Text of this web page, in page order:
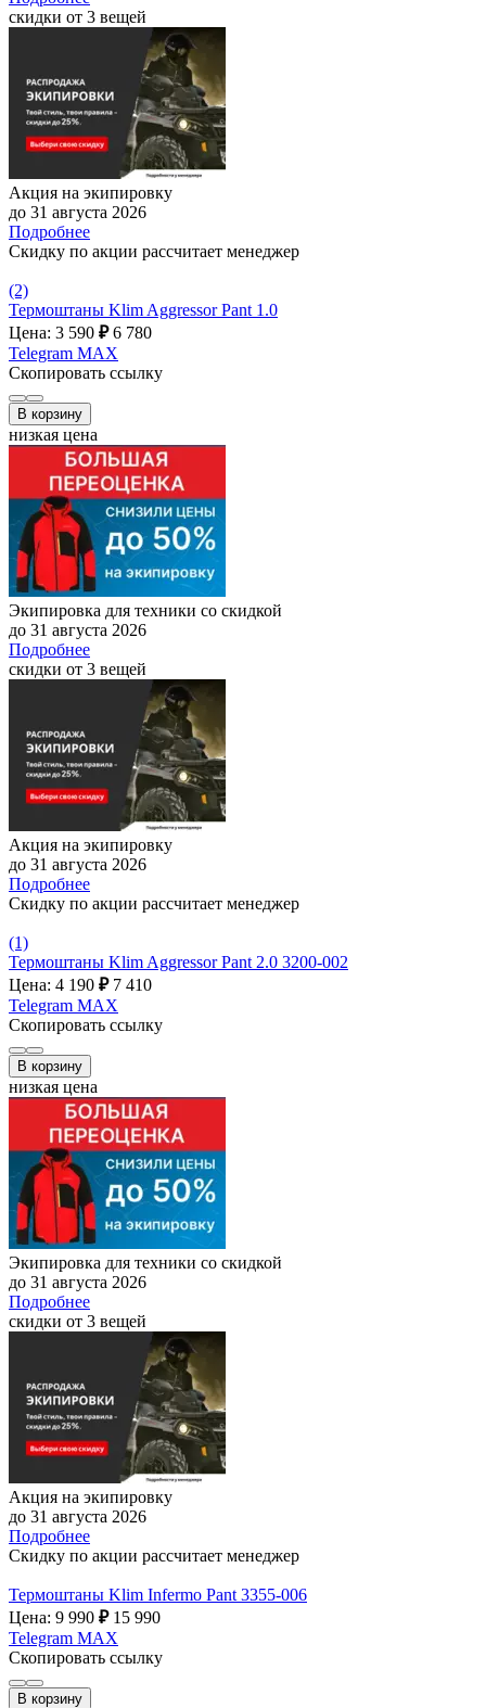
скидки от 3 вещей
Акция на экипировку
до 31 августа 2026
Подробнее
Скидку по акции рассчитает менеджер
(2)
Термоштаны Klim Aggressor Pant 1.0
Цена: 3 590 ₽ 6 780
Telegram MAX
Скопировать ссылку
В корзину
низкая цена
Экипировка для техники со скидкой
до 31 августа 2026
Подробнее
скидки от 3 вещей
Акция на экипировку
до 31 августа 2026
Подробнее
Скидку по акции рассчитает менеджер
(1)
Термоштаны Klim Aggressor Pant 2.0 3200-002
Цена: 4 190 ₽ 7 410
Telegram MAX
Скопировать ссылку
В корзину
низкая цена
Экипировка для техники со скидкой
до 31 августа 2026
Подробнее
скидки от 3 вещей
Акция на экипировку
до 31 августа 2026
Подробнее
Скидку по акции рассчитает менеджер
Термоштаны Klim Infermo Pant 3355-006
Цена: 9 990 ₽ 15 990
Telegram MAX
Скопировать ссылку
В корзину